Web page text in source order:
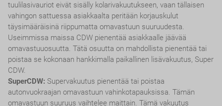
tuulilasivauriot eivät sisälly kolarivakuutukseen, vaan tällaisen
vahingon sattuessa asiakkaalta peritään korjauskulut
täysimääräisinä riippumatta omavastuun suuruudesta.
Useimmissa maissa CDW pienentää asiakkaalle jäävää
omavastuuosuutta. Tätä osuutta on mahdollista pienentää tai
poistaa se kokonaan hankkimalla paikallinen lisävakuutus, Super
CDW.
SuperCDW: Supervakuutus pienentää tai poistaa
autonvuokraajan omavastuun vahinkotapauksissa. Tämän
omavastuun suuruus vaihtelee maittain. Tämä vakuutus